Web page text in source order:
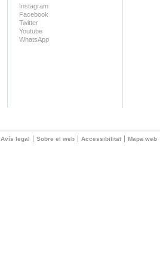
Instagram
Facebook
Twitter
Youtube
WhatsApp
Avís legal Sobre el web Accessibilitat Mapa web